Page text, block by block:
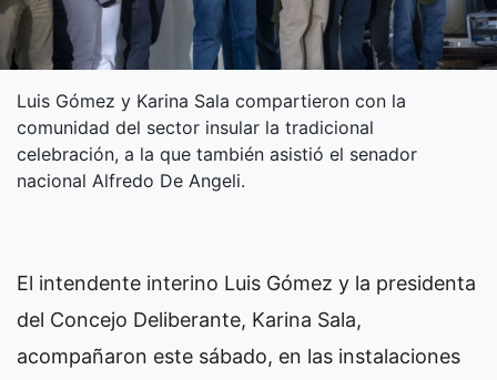
Luis Gómez y Karina Sala compartieron con la
comunidad del sector insular la tradicional
celebración, a la que también asistió el senador
nacional Alfredo De Angeli.
El intendente interino Luis Gómez y la presidenta
del Concejo Deliberante, Karina Sala,
acompañaron este sábado, en las instalaciones